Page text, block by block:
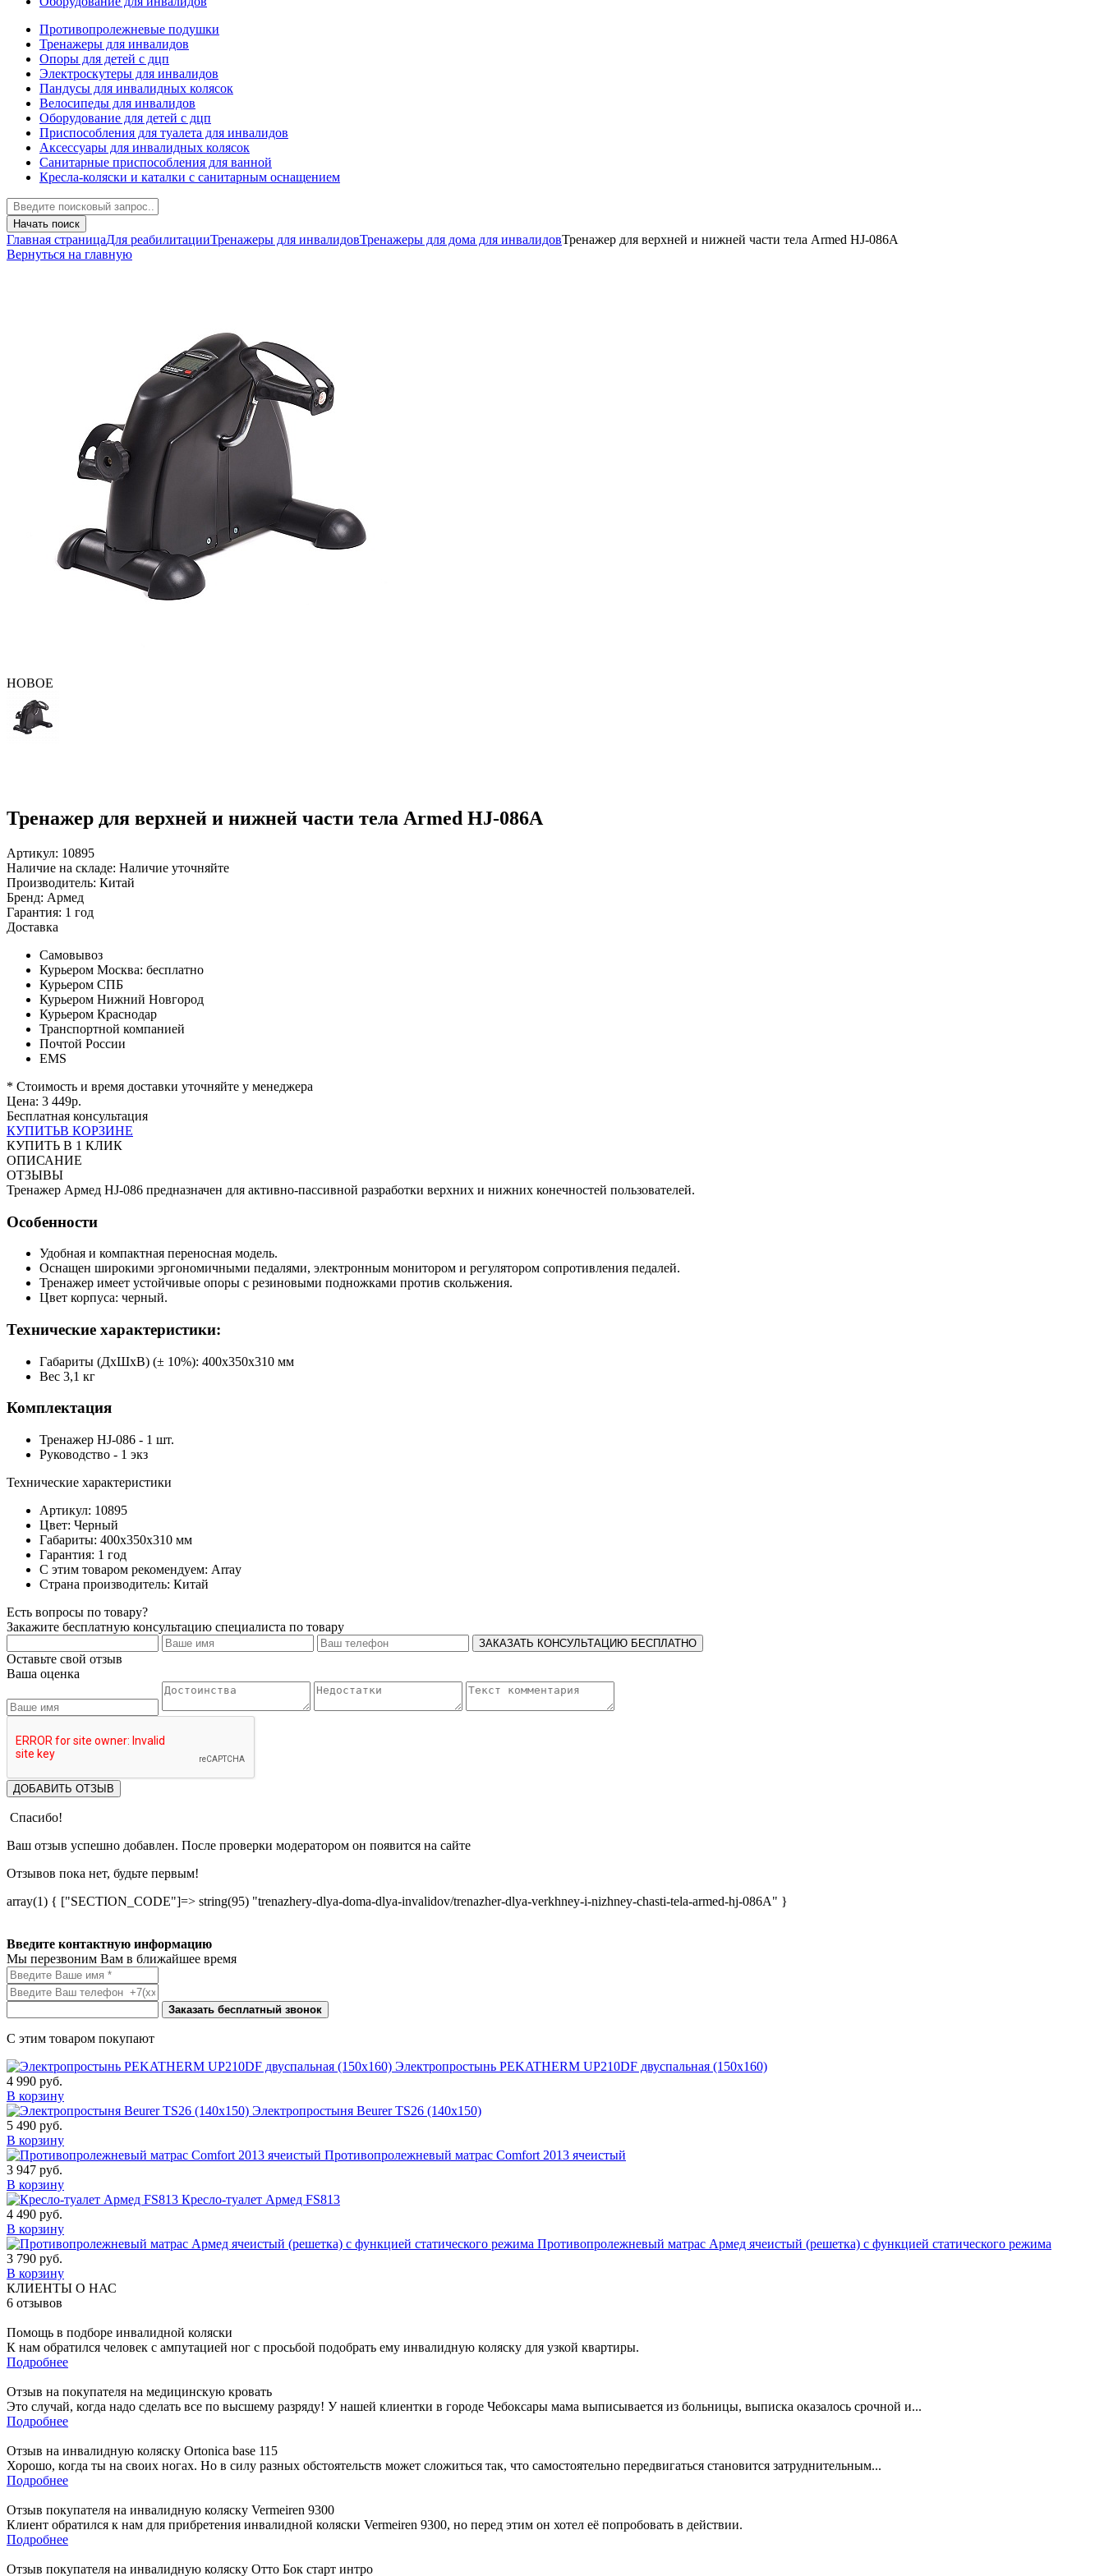
Противопролежневые подушки
Тренажеры для инвалидов
Опоры для детей с дцп
Электроскутеры для инвалидов
Пандусы для инвалидных колясок
Велосипеды для инвалидов
Оборудование для детей с дцп
Приспособления для туалета для инвалидов
Аксессуары для инвалидных колясок
Санитарные приспособления для ванной
Кресла-коляски и каталки с санитарным оснащением
Начать поиск
Главная страницаДля реабилитацииТренажеры для инвалидовТренажеры для дома для инвалидовТренажер для верхней и нижней части тела Armed HJ-086A
Вернуться на главную
НОВОЕ
Тренажер для верхней и нижней части тела Armed HJ-086A
Артикул: 10895
Наличие на складе: Наличие уточняйте
Производитель: Китай
Бренд: Армед
Гарантия: 1 год
Доставка
Самовывоз
Курьером Москва: бесплатно
Курьером СПБ
Курьером Нижний Новгород
Курьером Краснодар
Транспортной компанией
Почтой России
EMS
* Стоимость и время доставки уточняйте у менеджера
Цена: 3 449р.
Бесплатная консультация
КУПИТЬВ КОРЗИНЕ
КУПИТЬ В 1 КЛИК
ОПИСАНИЕ
ОТЗЫВЫ
Тренажер Армед HJ-086 предназначен для активно-пассивной разработки верхних и нижних конечностей пользователей.
Особенности
Удобная и компактная переносная модель.
Оснащен широкими эргономичными педалями, электронным монитором и регулятором сопротивления педалей.
Тренажер имеет устойчивые опоры с резиновыми подножками против скольжения.
Цвет корпуса: черный.
Технические характеристики:
Габариты (ДхШхВ) (± 10%): 400х350х310 мм
Вес 3,1 кг
Комплектация
Тренажер HJ-086 - 1 шт.
Руководство - 1 экз
Технические характеристики
Артикул: 10895
Цвет: Черный
Габариты: 400х350х310 мм
Гарантия: 1 год
С этим товаром рекомендуем: Array
Страна производитель: Китай
Есть вопросы по товару?
Закажите бесплатную консультацию специалиста по товару
ЗАКАЗАТЬ КОНСУЛЬТАЦИЮ БЕСПЛАТНО
Оставьте свой отзыв
Ваша оценка
ДОБАВИТЬ ОТЗЫВ
Спасибо!
Ваш отзыв успешно добавлен. После проверки модератором он появится на сайте
Отзывов пока нет, будьте первым!
array(1) { ["SECTION_CODE"]=> string(95) "trenazhery-dlya-doma-dlya-invalidov/trenazher-dlya-verkhney-i-nizhney-chasti-tela-armed-hj-086A" }
Введите контактную информацию
Мы перезвоним Вам в ближайшее время
Заказать бесплатный звонок
С этим товаром покупают
Электропростынь PEKATHERM UP210DF двуспальная (150x160)
4 990 руб.
В корзину
Электропростыня Beurer TS26 (140x150)
5 490 руб.
В корзину
Противопролежневый матрас Comfort 2013 ячеистый
3 947 руб.
В корзину
Кресло-туалет Армед FS813
4 490 руб.
В корзину
Противопролежневый матрас Армед ячеистый (решетка) с функцией статического режима
3 790 руб.
В корзину
КЛИЕНТЫ О НАС
6 отзывов
Помощь в подборе инвалидной коляски
К нам обратился человек с ампутацией ног с просьбой подобрать ему инвалидную коляску для узкой квартиры.
Подробнее
Отзыв на покупателя на медицинскую кровать
Это случай, когда надо сделать все по высшему разряду! У нашей клиентки в городе Чебоксары мама выписывается из больницы, выписка оказалось срочной и...
Подробнее
Отзыв на инвалидную коляску Ortonica base 115
Хорошо, когда ты на своих ногах. Но в силу разных обстоятельств может сложиться так, что самостоятельно передвигаться становится затруднительным...
Подробнее
Отзыв покупателя на инвалидную коляску Vermeiren 9300
Клиент обратился к нам для прибретения инвалидной коляски Vermeiren 9300, но перед этим он хотел её попробовать в действии.
Подробнее
Отзыв покупателя на инвалидную коляску Отто Бок старт интро